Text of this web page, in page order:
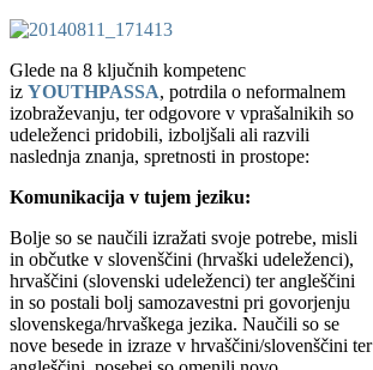
Glede na 8 ključnih kompetenc
iz YOUTHPASSA, potrdila o neformalnem
izobraževanju, ter odgovore v vprašalnikih so
udeleženci pridobili, izboljšali ali razvili
naslednja znanja, spretnosti in prostope:
Komunikacija v tujem jeziku:
Bolje so se naučili izražati svoje potrebe, misli
in občutke v slovenščini (hrvaški udeleženci),
hrvaščini (slovenski udeleženci) ter angleščini
in so postali bolj samozavestni pri govorjenju
slovenskega/hrvaškega jezika. Naučili so se
nove besede in izraze v hrvaščini/slovenščini ter